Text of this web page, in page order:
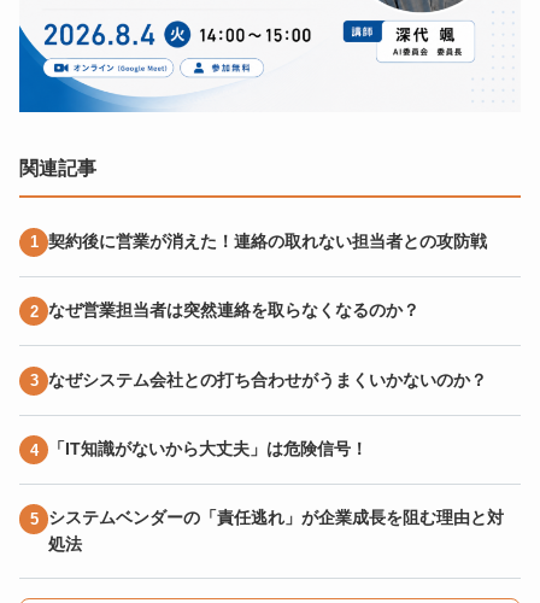
関連記事
契約後に営業が消えた！連絡の取れない担当者との攻防戦
なぜ営業担当者は突然連絡を取らなくなるのか？
なぜシステム会社との打ち合わせがうまくいかないのか？
「IT知識がないから大丈夫」は危険信号！
システムベンダーの「責任逃れ」が企業成長を阻む理由と対
処法